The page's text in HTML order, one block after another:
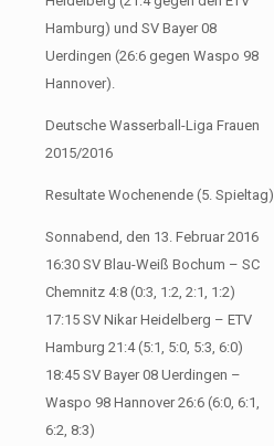
Hamburg) und SV Bayer 08
Uerdingen (26:6 gegen Waspo 98
Hannover).
Deutsche Wasserball-Liga Frauen
2015/2016
Resultate Wochenende (5. Spieltag)
Sonnabend, den 13. Februar 2016
16:30 SV Blau-Weiß Bochum – SC
Chemnitz 4:8 (0:3, 1:2, 2:1, 1:2)
17:15 SV Nikar Heidelberg – ETV
Hamburg 21:4 (5:1, 5:0, 5:3, 6:0)
18:45 SV Bayer 08 Uerdingen –
Waspo 98 Hannover 26:6 (6:0, 6:1,
6:2, 8:3)